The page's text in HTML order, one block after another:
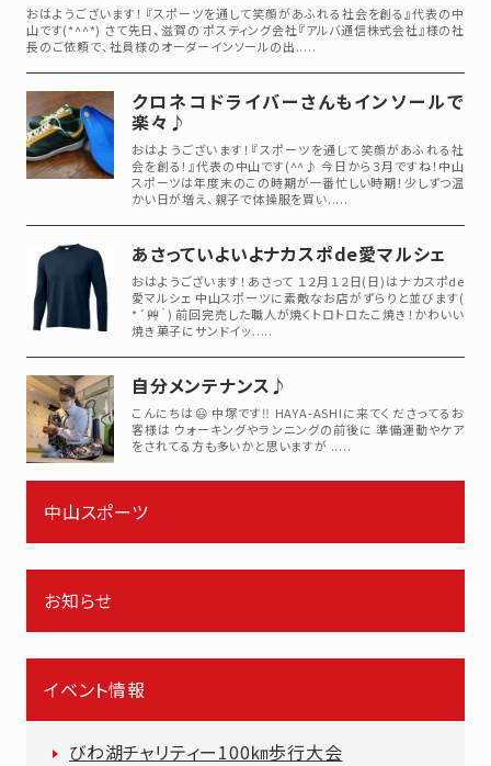
おはようございます！ 『スポーツを通して笑顔があふれる社会を創る』代表の中
山です(*^^*) さて先日、滋賀の ポスティング会社『アルバ通信株式会社』様の社
長のご依頼で、社員様のオーダーインソールの出.....
クロネコドライバーさんもインソールで
楽々♪
おはようございます！『スポーツを通して笑顔があふれる社
会を創る！』代表の中山です(^^♪ 今日から３月ですね！中山
スポーツは年度末のこの時期が一番忙しい時期！少しずつ温
かい日が増え、親子で体操服を買い.....
あさっていよいよナカスポde愛マルシェ
おはようございます！あさって １２月１２日(日)はナカスポde
愛マルシェ 中山スポーツに素敵なお店がずらりと並びます(
*´艸｀) 前回完売した職人が焼くトロトロたこ焼き！かわいい
焼き菓子にサンドイッ.....
自分メンテナンス♪
こんにちは😃 中塚です‼️ HAYA-ASHIに来てくださってるお
客様は ウォーキングやランニングの前後に 準備運動やケア
をされてる方も多いかと思いますが .....
中山スポーツ
お知らせ
イベント情報
びわ湖チャリティー100㎞歩行大会